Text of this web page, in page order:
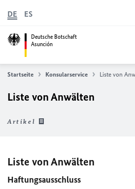
Deutsche Botschaft
Asunción
DE ES
Startseite Konsularservice Liste von
Liste von Anwälten
Artikel
Liste von Anwälten
Haftungsausschluss